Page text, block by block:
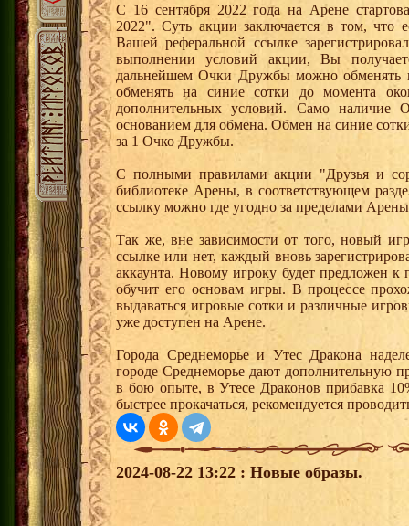
С 16 сентября 2022 года на Арене
2022". Суть акции заключается в том, что
Вашей реферальной ссылке
выполнении условий акции, Вы
дальнейшем Очки Дружбы можно
обменять на синие сотки до момента
дополнительных условий. Само наличие
основанием для обмена. Обмен на синие
за 1 Очко Дружбы.
С полными правилами акции "Друзья и
библиотеке Арены, в соответствующем
ссылку можно где угодно за пределами
Так же, вне зависимости от того, новый
ссылке или нет, каждый вновь
аккаунта. Новому игроку будет предложен
обучит его основам игры. В процессе
выдаваться игровые сотки и различные
уже доступен на Арене.
Города Среднеморье и Утес Дракона
городе Среднеморье дают дополнительную
в бою опыте, в Утесе Драконов прибавка
быстрее прокачаться, рекомендуется
2024-08-22 13:22 : Новые образы.